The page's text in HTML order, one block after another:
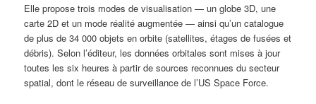
Elle propose trois modes de visualisation — un globe 3D, une
carte 2D et un mode réalité augmentée — ainsi qu’un catalogue
de plus de 34 000 objets en orbite (satellites, étages de fusées et
débris). Selon l’éditeur, les données orbitales sont mises à jour
toutes les six heures à partir de sources reconnues du secteur
spatial, dont le réseau de surveillance de l’US Space Force.